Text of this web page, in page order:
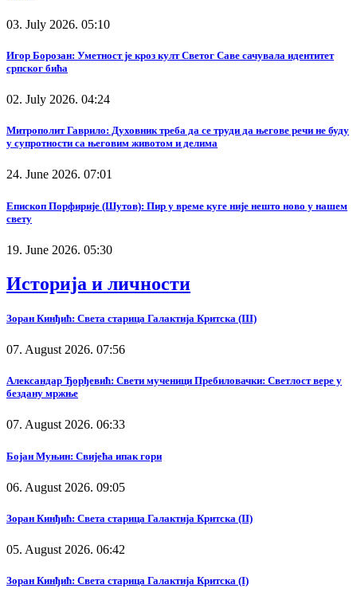
03. July 2026. 05:10
Игор Борозан: Уметност је кроз култ Светог Саве сачувала идентитет
српског бића
02. July 2026. 04:24
Митрополит Гаврило: Духовник треба да се труди да његове речи не буду
у супротности са његовим животом и делима
24. June 2026. 07:01
Епископ Порфирије (Шутов): Пир у време куге није нешто ново у нашем
свету
19. June 2026. 05:30
Историја и личности
Зоран Кинђић: Света старица Галактија Критска (III)
07. August 2026. 07:56
Александар Ђорђевић: Свети мученици Пребиловачки: Светлост вере у
бездану мржње
07. August 2026. 06:33
Бојан Муњин: Свијећа ипак гори
06. August 2026. 09:05
Зоран Кинђић: Света старица Галактија Критска (II)
05. August 2026. 06:42
Зоран Кинђић: Света старица Галактија Критска (I)